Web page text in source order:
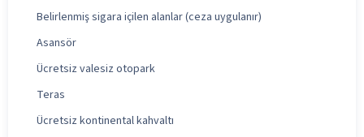
Belirlenmiş sigara içilen alanlar (ceza uygulanır)
Asansör
Ücretsiz valesiz otopark
Teras
Ücretsiz kontinental kahvaltı